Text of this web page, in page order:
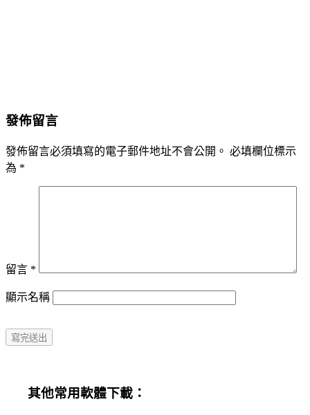
發佈留言
發佈留言必須填寫的電子郵件地址不會公開。 必填欄位標示
為 *
留言 *
顯示名稱
其他常用軟體下載：